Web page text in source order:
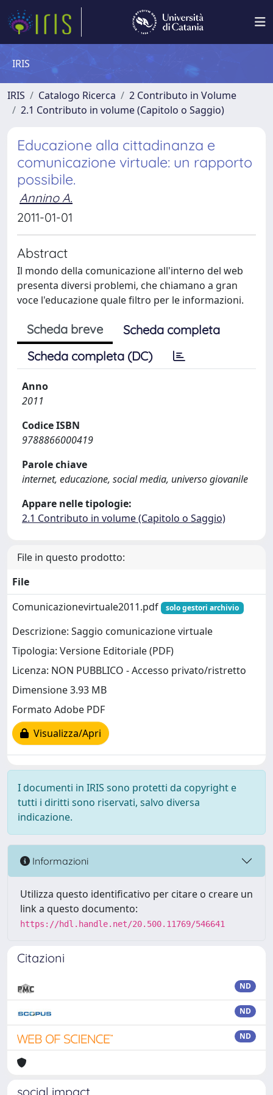
IRIS
IRIS Catalogo Ricerca
2 Contributo in Volume
2.1 Contributo in volume (Capitolo o Saggio)
Educazione alla cittadinanza e
comunicazione virtuale: un rapporto
possibile.
Annino A.
2011-01-01
Abstract
Il mondo della comunicazione all'interno del web
presenta diversi problemi, che chiamano a gran
voce l'educazione quale filtro per le informazioni.
Scheda breve
Scheda completa
Scheda completa (DC)
Anno
2011
Codice ISBN
9788866000419
Parole chiave
internet, educazione, social media, universo giovanile
Appare nelle tipologie:
2.1 Contributo in volume (Capitolo o Saggio)
File in questo prodotto:
File
Comunicazionevirtuale2011.pdf
solo gestori archivio
Descrizione: Saggio comunicazione virtuale
Tipologia: Versione Editoriale (PDF)
Licenza: NON PUBBLICO - Accesso privato/ristretto
Dimensione 3.93 MB
Formato Adobe PDF
Visualizza/Apri
I documenti in IRIS sono protetti da copyright e
tutti i diritti sono riservati, salvo diversa
indicazione.
Informazioni
Utilizza questo identificativo per citare o creare un
link a questo documento:
https://hdl.handle.net/20.500.11769/546641
Citazioni
ND
ND
ND
social impact